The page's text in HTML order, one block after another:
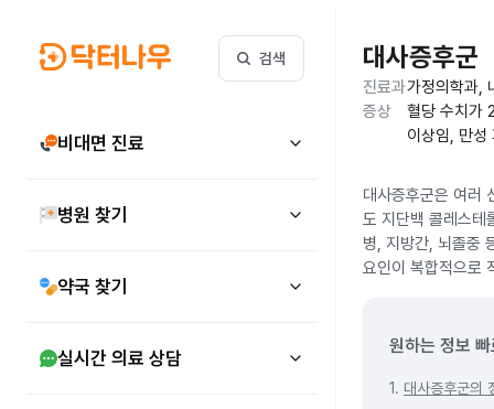
검색
비대면 진료
병원 찾기
약국 찾기
실시간 의료 상담
대사증후군
진료과가정의학과,
증상
혈당 수치가
이상임, 만성
대사증후군은 여러
도 지단백 콜레스테
병, 지방간, 뇌졸중
요인이 복합적으로
원하는 정보
1. 대사증후군의